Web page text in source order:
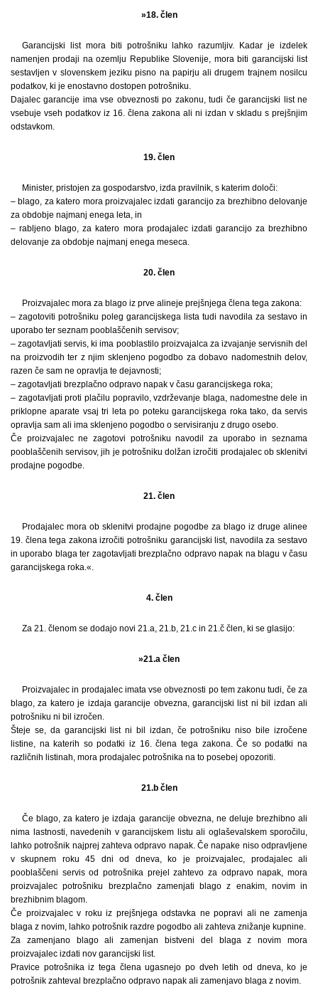
»18. člen
Garancijski list mora biti potrošniku lahko razumljiv. Kadar je izdelek
namenjen prodaji na ozemlju Republike Slovenije, mora biti garancijski list
sestavljen v slovenskem jeziku pisno na papirju ali drugem trajnem nosilcu
podatkov, ki je enostavno dostopen potrošniku.
Dajalec garancije ima vse obveznosti po zakonu, tudi če garancijski list ne
vsebuje vseh podatkov iz 16. člena zakona ali ni izdan v skladu s prejšnjim
odstavkom.
19. člen
Minister, pristojen za gospodarstvo, izda pravilnik, s katerim določi:
– blago, za katero mora proizvajalec izdati garancijo za brezhibno delovanje
za obdobje najmanj enega leta, in
– rabljeno blago, za katero mora prodajalec izdati garancijo za brezhibno
delovanje za obdobje najmanj enega meseca.
20. člen
Proizvajalec mora za blago iz prve alineje prejšnjega člena tega zakona:
– zagotoviti potrošniku poleg garancijskega lista tudi navodila za sestavo in
uporabo ter seznam pooblaščenih servisov;
– zagotavljati servis, ki ima pooblastilo proizvajalca za izvajanje servisnih del
na proizvodih ter z njim sklenjeno pogodbo za dobavo nadomestnih delov,
razen če sam ne opravlja te dejavnosti;
– zagotavljati brezplačno odpravo napak v času garancijskega roka;
– zagotavljati proti plačilu popravilo, vzdrževanje blaga, nadomestne dele in
priklopne aparate vsaj tri leta po poteku garancijskega roka tako, da servis
opravlja sam ali ima sklenjeno pogodbo o servisiranju z drugo osebo.
Če proizvajalec ne zagotovi potrošniku navodil za uporabo in seznama
pooblaščenih servisov, jih je potrošniku dolžan izročiti prodajalec ob sklenitvi
prodajne pogodbe.
21. člen
Prodajalec mora ob sklenitvi prodajne pogodbe za blago iz druge alinee
19. člena tega zakona izročiti potrošniku garancijski list, navodila za sestavo
in uporabo blaga ter zagotavljati brezplačno odpravo napak na blagu v času
garancijskega roka.«.
4. člen
Za 21. členom se dodajo novi 21.a, 21.b, 21.c in 21.č člen, ki se glasijo:
»21.a člen
Proizvajalec in prodajalec imata vse obveznosti po tem zakonu tudi, če za
blago, za katero je izdaja garancije obvezna, garancijski list ni bil izdan ali
potrošniku ni bil izročen.
Šteje se, da garancijski list ni bil izdan, če potrošniku niso bile izročene
listine, na katerih so podatki iz 16. člena tega zakona. Če so podatki na
različnih listinah, mora prodajalec potrošnika na to posebej opozoriti.
21.b člen
Če blago, za katero je izdaja garancije obvezna, ne deluje brezhibno ali
nima lastnosti, navedenih v garancijskem listu ali oglaševalskem sporočilu,
lahko potrošnik najprej zahteva odpravo napak. Če napake niso odpravljene
v skupnem roku 45 dni od dneva, ko je proizvajalec, prodajalec ali
pooblaščeni servis od potrošnika prejel zahtevo za odpravo napak, mora
proizvajalec potrošniku brezplačno zamenjati blago z enakim, novim in
brezhibnim blagom.
Če proizvajalec v roku iz prejšnjega odstavka ne popravi ali ne zamenja
blaga z novim, lahko potrošnik razdre pogodbo ali zahteva znižanje kupnine.
Za zamenjano blago ali zamenjan bistveni del blaga z novim mora
proizvajalec izdati nov garancijski list.
Pravice potrošnika iz tega člena ugasnejo po dveh letih od dneva, ko je
potrošnik zahteval brezplačno odpravo napak ali zamenjavo blaga z novim.